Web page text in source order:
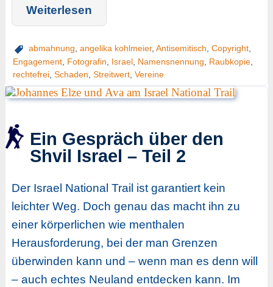
Weiterlesen
abmahnung angelika kohlmeier, Antisemitisch Copyright,
Engagement, Fotografin Israel, Namensnennung Raubkopie,
rechtefrei, Schaden Streitwert, Vereine
Ein Gespräch über den
Shvil Israel – Teil 2
Der Israel National Trail ist garantiert kein
leichter Weg. Doch genau das macht ihn zu
einer körperlichen wie menthalen
Herausforderung, bei der man Grenzen
überwinden kann und – wenn man es denn will
– auch echtes Neuland entdecken kann. Im